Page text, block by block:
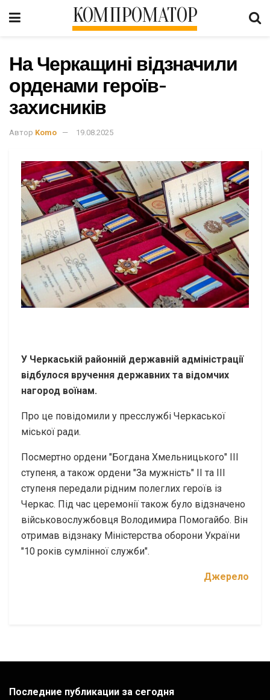
КОМПРОМАТОР
На Черкащині відзначили
орденами героїв-
захисників
Автор Komo 19.08.2025
У Черкаській районній державній адміністрації
відбулося вручення державних та відомчих
нагород воїнам.
Про це повідомили у пресслужбі Черкаської
міської ради.
Посмертно ордени "Богдана Хмельницького" ІІІ
ступеня, а також ордени "За мужність" ІІ та ІІІ
ступеня передали рідним полеглих героїв із
Черкас. Під час церемонії також було відзначено
військовослужбовця Володимира Помогайбо. Він
отримав відзнаку Міністерства оборони України
"10 років сумлінної служби".
Джерело
Последние публикации за сегодня